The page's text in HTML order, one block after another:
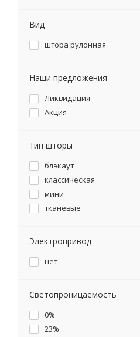
Вид
штора рулонная
Наши предложения
Ликвидация
Акция
Тип шторы
блэкаут
классическая
мини
тканевые
Электропривод
нет
Светопроницаемость
0%
23%